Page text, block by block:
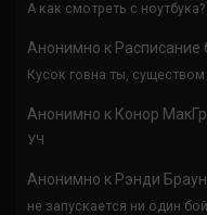
А как смотреть с ноутбука?
Анонимно к Расписание
Кусок говна ты,
Анонимно к Конор
УЧ
Анонимно к Рэнди
не запускается ни один